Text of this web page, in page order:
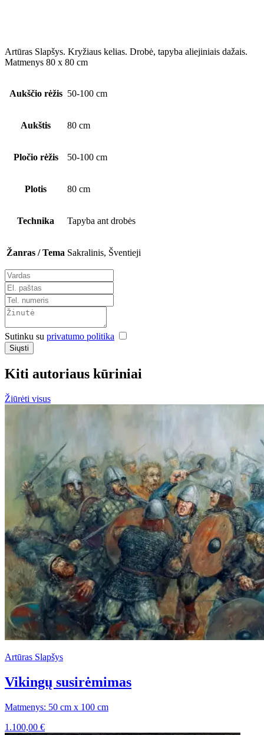
Artūras Slapšys. Kryžiaus kelias. Drobė, tapyba aliejiniais dažais.
Matmenys 80 x 80 cm
Aukščio rėžis 50-100 cm
Aukštis 80 cm
Pločio rėžis 50-100 cm
Plotis 80 cm
Technika Tapyba ant drobės
Žanras / Tema Sakralinis, Šventieji
Sutinku su privatumo politika
Siųsti
Kiti autoriaus kūriniai
Žiūrėti visus
Artūras Slapšys
Vikingų susirėmimas
Matmenys: 50 cm x 100 cm
1.100,00 €